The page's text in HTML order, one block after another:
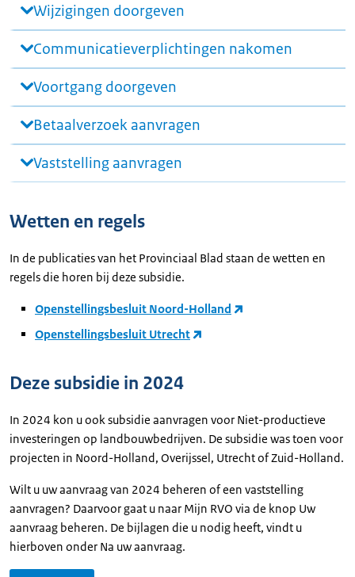
Wijzigingen doorgeven
Communicatieverplichtingen nakomen
Voortgang doorgeven
Betaalverzoek aanvragen
Vaststelling aanvragen
Wetten en regels
In de publicaties van het Provinciaal Blad staan de wetten en
regels die horen bij deze subsidie.
Openstellingsbesluit Noord-Holland
Openstellingsbesluit Utrecht
Deze subsidie in 2024
In 2024 kon u ook subsidie aanvragen voor Niet-productieve
investeringen op landbouwbedrijven. De subsidie was toen voor
projecten in Noord-Holland, Overijssel, Utrecht of Zuid-Holland.
Wilt u uw aanvraag van 2024 beheren of een vaststelling
aanvragen? Daarvoor gaat u naar Mijn RVO via de knop Uw
aanvraag beheren. De bijlagen die u nodig heeft, vindt u
hierboven onder Na uw aanvraag.